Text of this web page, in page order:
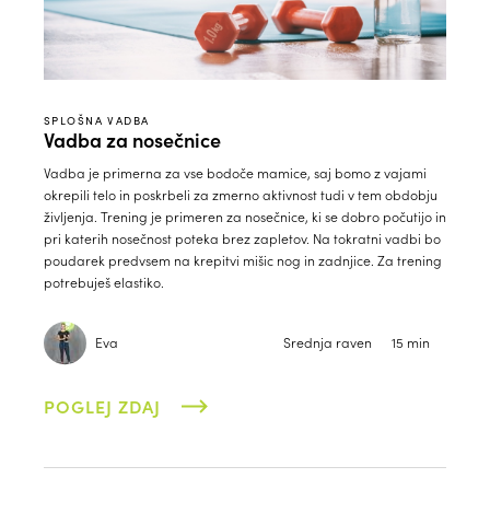
SPLOŠNA VADBA
Vadba za nosečnice
Vadba je primerna za vse bodoče mamice, saj bomo z vajami
okrepili telo in poskrbeli za zmerno aktivnost tudi v tem obdobju
življenja. Trening je primeren za nosečnice, ki se dobro počutijo in
pri katerih nosečnost poteka brez zapletov. Na tokratni vadbi bo
poudarek predvsem na krepitvi mišic nog in zadnjice. Za trening
potrebuješ elastiko.
Eva Srednja raven 15 min
POGLEJ ZDAJ